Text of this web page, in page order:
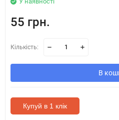
55 грн.
Кількість:
В
Купуй в 1 клік